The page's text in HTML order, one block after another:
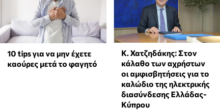
10 tips για να μην έχετε
καούρες μετά το φαγητό
Κ. Χατζηδάκης: Στον
κάλαθο των αχρήστων
οι αμφισβητήσεις για το
καλώδιο της ηλεκτρικής
διασύνδεσης Ελλάδας-
Κύπρου